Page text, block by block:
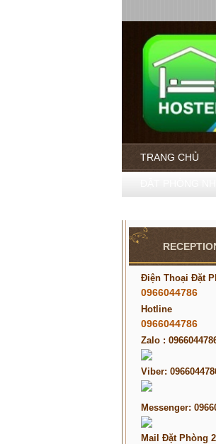
TRANG CHỦ
Điện Thoại Đặt
0966044786
Hotline
0966044786
Zalo :
Viber:
Messenger:
Mail Đặt Phòng 2